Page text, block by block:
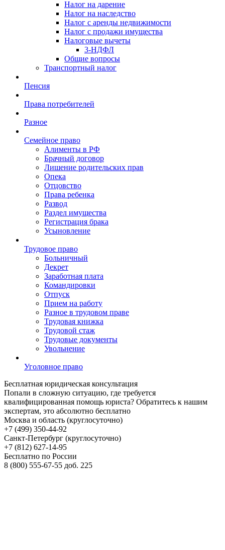
Налог на дарение
Налог на наследство
Налог с аренды недвижимости
Налог с продажи имущества
Налоговые вычеты
3-НДФЛ
Общие вопросы
Транспортный налог
Пенсия
Права потребителей
Разное
Семейное право
Алименты в РФ
Брачный договор
Лишение родительских прав
Опека
Отцовство
Права ребенка
Развод
Раздел имущества
Регистрация брака
Усыновление
Трудовое право
Больничный
Декрет
Заработная плата
Командировки
Отпуск
Прием на работу
Разное в трудовом праве
Трудовая книжка
Трудовой стаж
Трудовые документы
Увольнение
Уголовное право
Бесплатная юридическая консультация
Попали в сложную ситуацию, где требуется
квалифицированная помощь юриста? Обратитесь к нашим
экспертам, это абсолютно бесплатно
Москва и область (круглосуточно)
+7 (499) 350-44-92
Санкт-Петербург (круглосуточно)
+7 (812) 627-14-95
Бесплатно по России
8 (800) 555-67-55 доб. 225